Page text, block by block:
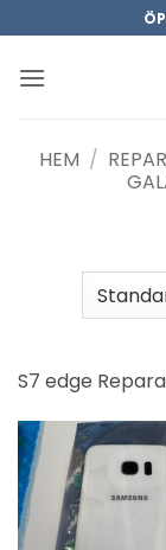
to
content
HEM /
S7 edge